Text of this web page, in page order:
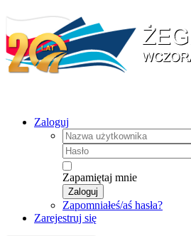
Zaloguj
Zapamiętaj mnie
Zaloguj
Zapomniałeś/aś hasła?
Zarejestruj się